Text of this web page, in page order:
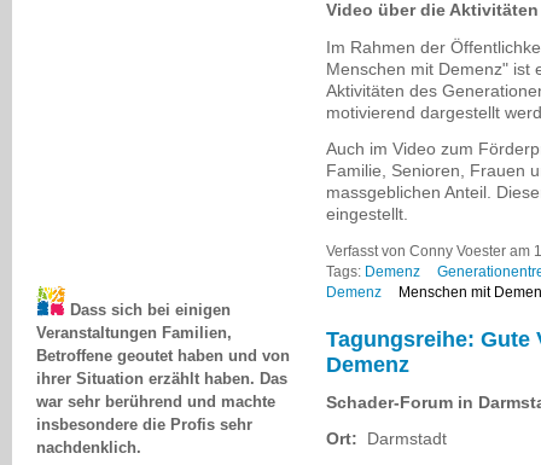
Video über die
Im Rahmen der
Menschen mit Demenz" ist
Aktivitäten des
motivierend dargestellt
Auch im Video zum
Familie, Senioren, Frauen
massgeblichen Anteil.
eingestellt.
Verfasst von Conny Voester am
Tags: Demenz
Demenz
Menschen mit
Tagungsreihe: Gute
Demenz
Schader-Forum in
Ort:
Darmstadt
Veranstaltungen Familien,
Betroffene geoutet haben und von
ihrer Situation erzählt haben. Das
war sehr berührend und machte
insbesondere die Profis sehr
nachdenklich.
Renate Schaumburg, Esslingen